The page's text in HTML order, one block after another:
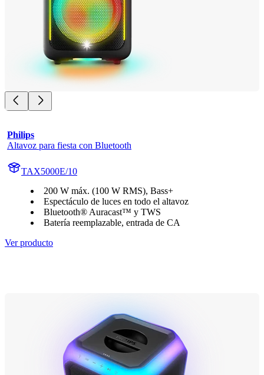
Philips
Altavoz para fiesta con Bluetooth
TAX5000E/10
200 W máx. (100 W RMS), Bass+
Espectáculo de luces en todo el altavoz
Bluetooth® Auracast™ y TWS
Batería reemplazable, entrada de CA
Ver producto